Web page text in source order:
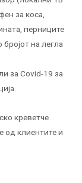
за коса,
перниците
на легла
за Covid-19 за
креветче
од клиентите и